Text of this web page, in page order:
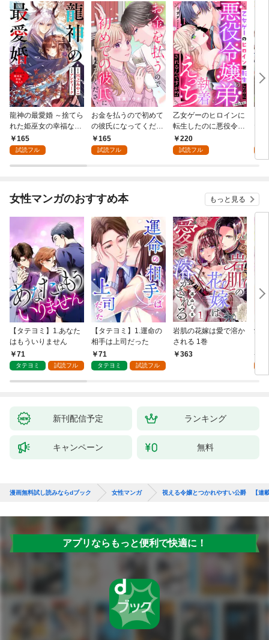
龍神の最愛婚 ～捨てら
れた姫巫女の幸福な嫁
入り～: 1
165
試読フル
お金を払うので初めて
の彼氏になってくださ
い: 1
165
試読フル
乙女ゲーのヒロインに
転生したのに悪役令嬢
の弟（攻略対象外）に
執着えっちされるんで
220
試読フル
た
女性マンガのおすすめ本 もっと見る
【タテヨミ】1.あなた
はもういりません
71
タテヨミ 試読フル
【タテヨミ】1.運命の
相手は上司だった
71
タテヨミ 試読フル
岩肌の花嫁は愛で溶か
される 1巻
363
愛
新刊配信予定 ランキング
キャンペーン 無料
漫画無料試し読みならdブック 女性マンガ 視える令嬢とつかれやすい公爵 【連
アプリならもっと便利で快適に！